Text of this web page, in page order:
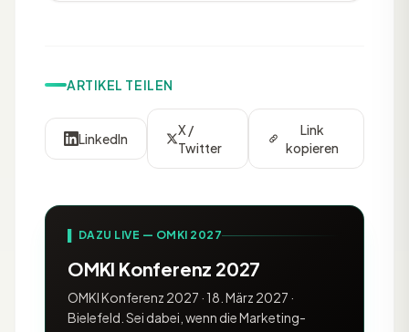
ARTIKEL TEILEN
LinkedIn
X /
Twitter
Link
kopieren
▌ DAZU LIVE — OMKI 2027
OMKI Konferenz 2027
OMKI Konferenz 2027 · 18. März 2027 ·
Bielefeld. Sei dabei, wenn die Marketing-